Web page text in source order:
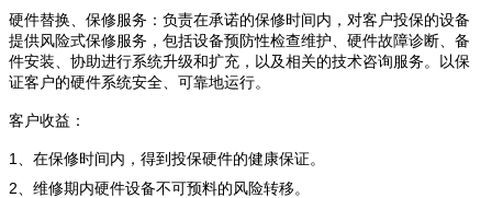
硬件替换、保修服务：负责在承诺的保修时间内，对客户投保的设备
提供风险式保修服务，包括设备预防性检查维护、硬件故障诊断、备
件安装、协助进行系统升级和扩充，以及相关的技术咨询服务。以保
证客户的硬件系统安全、可靠地运行。
客户收益：
1 、在保修时间内，得到投保硬件的健康保证。
2 、维修期内硬件设备不可预料的风险转移。